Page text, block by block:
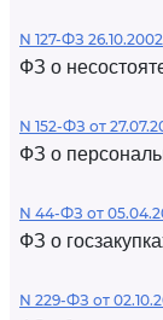
N 127-ФЗ 26.10.2002
ФЗ о
N 152-ФЗ от
ФЗ о
N 44-ФЗ от
ФЗ о
N 229-ФЗ от